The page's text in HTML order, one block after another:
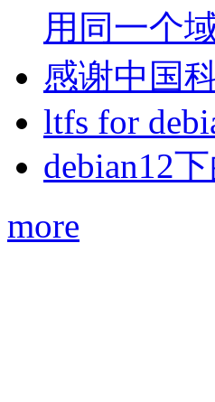
用同一个
感谢中国
ltfs for
debian12
more